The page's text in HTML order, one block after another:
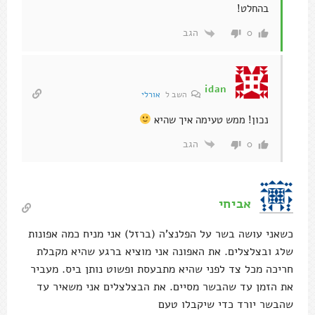
בהחלט!
0 הגב
idan השב ל אורלי
נכון! ממש טעימה איך שהיא
0 הגב
אביחי
כשאני עושה בשר על הפלנצ'ה (ברזל) אני מניח כמה אפונות
שלג ובצלצלים. את האפונה אני מוציא ברגע שהיא מקבלת
חריכה מכל צד לפני שהיא מתבעסת ופשוט נותן ביס. מעביר
את הזמן עד שהבשר מסיים. את הבצלצלים אני משאיר עד
שהבשר יורד כדי שיקבלו טעם